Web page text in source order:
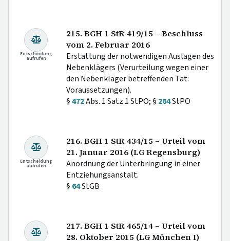
Entscheidung
aufrufen
215. BGH 1 StR 419/15 – Beschluss
vom 2. Februar 2016
Erstattung der notwendigen Auslagen des
Nebenklägers (Verurteilung wegen einer
den Nebenkläger betreffenden Tat:
Voraussetzungen).
§472Abs. 1 Satz 1 StPO; § 264StPO
Entscheidung
aufrufen
216. BGH 1 StR 434/15 – Urteil vom
21. Januar 2016 (LG Regensburg)
Anordnung der Unterbringung in einer
Entziehungsanstalt.
§ 64StGB
217. BGH 1 StR 465/14 – Urteil vom
28. Oktober 2015 (LG München I)